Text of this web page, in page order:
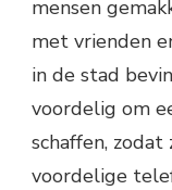
mensen
met vrienden
in de stad
voordelig om
schaffen,
voordelige